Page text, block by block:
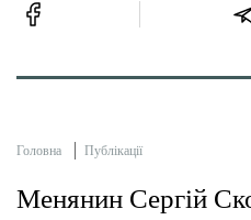
Головна Публікації
Менянин Сергій